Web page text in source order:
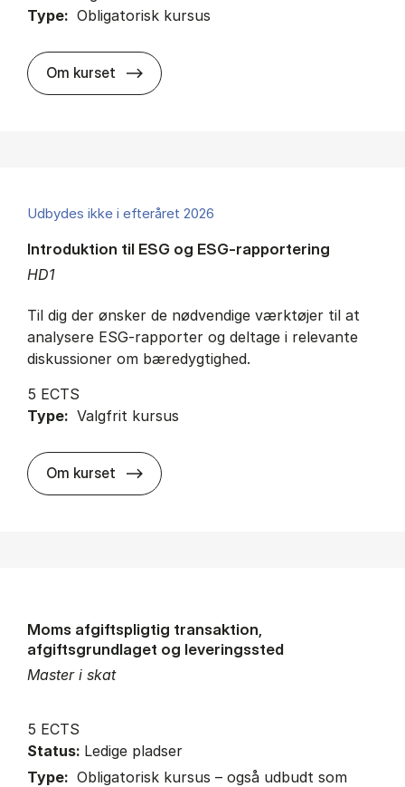
Type: Obligatorisk kursus
Om kurset about
Udbydes ikke i efteråret 2026
HD1
Introduktion til ESG og ESG-rapportering
Til dig der ønsker de nødvendige værktøjer til at
analysere ESG-rapporter og deltage i relevante
diskussioner om bæredygtighed.
5 ECTS
Type: Valgfrit kursus
Om kurset about
Master i skat
Moms afgiftspligtig transaktion,
afgiftsgrundlaget og leveringssted
5 ECTS
Status: Ledige pladser
Type: Obligatorisk kursus – også udbudt som